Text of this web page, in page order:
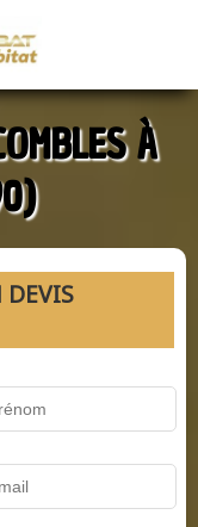
À
DEVIS